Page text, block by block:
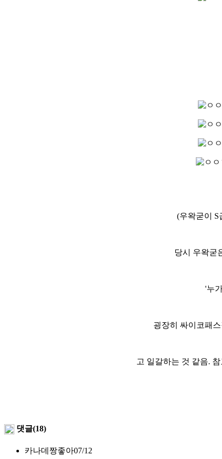
(우왁굳이 S
당시 우왁굳
'누
굉장히 싸이코패
고 일갈하는 것 같음.
댓글(18)
카나데짱좋아07/12